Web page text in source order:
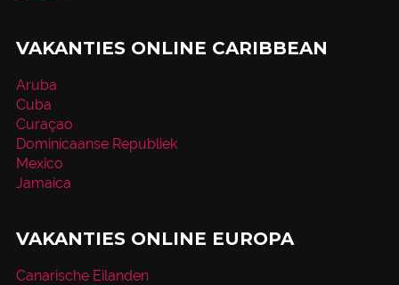
VAKANTIES ONLINE CARIBBEAN
Aruba
Cuba
Curaçao
Dominicaanse Republiek
Mexico
Jamaica
VAKANTIES ONLINE EUROPA
Canarische Eilanden